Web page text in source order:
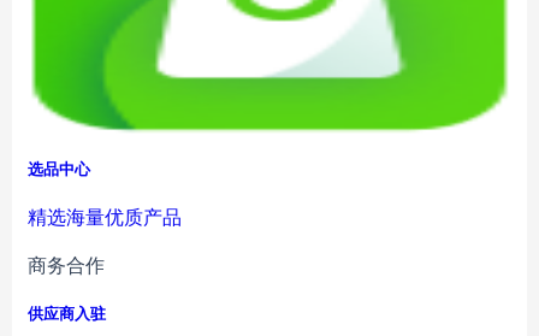
选品中心
精选海量优质产品
商务合作
供应商入驻